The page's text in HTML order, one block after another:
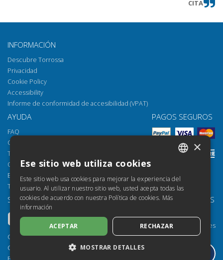
CITA
INFORMACIÓN
Descubre Torrossa
Privacidad
Cookie Policy
Accessibility
Informe de conformidad de accesibilidad (VPAT)
AYUDA
FAQ
Cómo abrir los archivos
Torrossa Reader
Opciones de acceso
Email: helpdesk@torrossa.com
Tel:
+39 055 5018800
PAGOS SEGUROS
SÍGUENOS
Copyright 2000-2026
Casalini Libri
NUESTROS RECURSOS
Torrossa para Instituciones
Torrossa Open
Library Services
ENGLISH
GERMAN
×
Ese sitio web utiliza cookies
Este sitio web usa cookies para mejorar la experiencia del
usuario. Al utilizar nuestro sitio web, usted acepta todas las
cookies de acuerdo con nuestra Política de cookies. Más
información
ACEPTAR RECHAZAR
MOSTRAR DETALLES